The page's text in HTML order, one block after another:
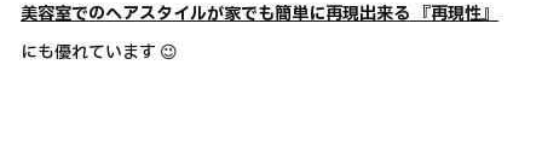
美容室でのヘアスタイルが家でも簡単に再現出来る 『再現性』
にも優れています 😉